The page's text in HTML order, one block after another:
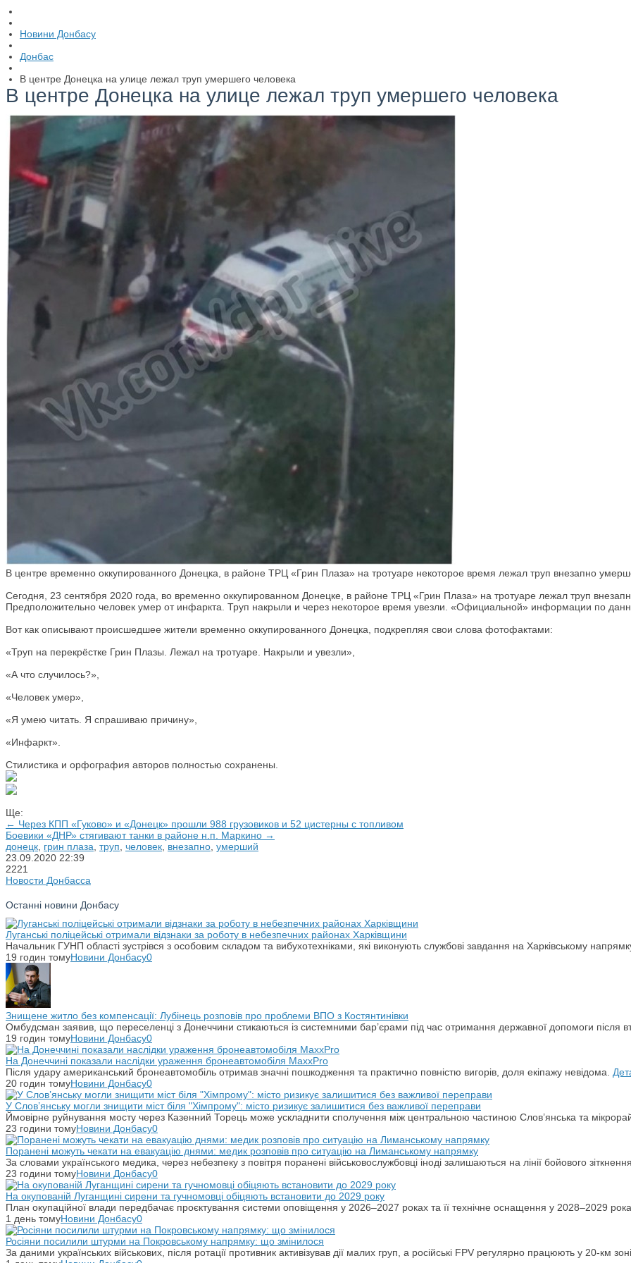
Новини Донбасу
Донбас
В центре Донецка на улице лежал труп умершего человека
В центре Донецка на улице лежал труп умершего человека
В центре временно оккупированного Донецка, в районе ТРЦ «Грин Плаза» на тротуаре некоторое время лежал труп внезапно
Сегодня, 23 сентября 2020 года, во временно оккупированном Донецке, в районе ТРЦ «Грин Плаза» на тротуаре лежал труп
Предположительно человек умер от инфаркта. Труп накрыли и через некоторое время увезли. «Официальной» информации по
Вот как описывают происшедшее жители временно оккупированного Донецка, подкрепляя свои слова фотофактами:
«Труп на перекрёстке Грин Плазы. Лежал на тротуаре. Накрыли и увезли»,
«А что случилось?»,
«Человек умер»,
«Я умею читать. Я спрашиваю причину»,
«Инфаркт».
Стилистика и орфография авторов полностью сохранены.
Ще:
← Через КПП «Гуково» и «Донецк» прошли 988 грузовиков и 52 цистерны с топливом
Боевики «ДНР» стягивают танки в районе н.п. Маркино →
донецк грин плаза труп человек внезапно умерший
23.09.2020 22:39
2221
Новости Донбасса
Останні новини Донбасу
Луганські поліцейські отримали відзнаки за роботу в небезпечних районах Харківщини
Начальник ГУНП області зустрівся з особовим складом та вибухотехніками, які виконують службові завдання на Харківському
19 годин томуНовини Донбасу0
Знищене житло без компенсації: Лубінець розповів про проблеми ВПО з Костянтинівки
Омбудсман заявив, що переселенці з Донеччини стикаються із системними бар’єрами під час отримання державної допомоги після
19 годин томуНовини Донбасу0
На Донеччині показали наслідки ураження бронеавтомобіля MaxxPro
Після удару американський бронеавтомобіль отримав значні пошкодження та практично повністю вигорів, доля екіпажу невідома.
20 годин томуНовини Донбасу0
У Слов’янську могли знищити міст біля "Хімпрому": місто ризикує залишитися без важливої переправи
Ймовірне руйнування мосту через Казенний Торець може ускладнити сполучення між центральною частиною Слов’янська та
23 години томуНовини Донбасу0
Поранені можуть чекати на евакуацію днями: медик розповів про ситуацію на Лиманському напрямку
За словами українського медика, через небезпеку з повітря поранені військовослужбовці іноді залишаються на лінії бойового
23 години томуНовини Донбасу0
На окупованій Луганщині сирени та гучномовці обіцяють встановити до 2029 року
План окупаційної влади передбачає проєктування системи оповіщення у 2026–2027 роках та її технічне оснащення у 2028–2029
1 день томуНовини Донбасу0
Росіяни посилили штурми на Покровському напрямку: що змінилося
За даними українських військових, після ротації противник активізував дії малих груп, а російські FPV регулярно працюють у 20-км